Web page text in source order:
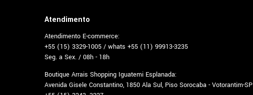
Atendimento
Atendimento E-commerce:
+55 (15) 3329-1005 / whats +55 (11) 99913-3235
Seg. a Sex. / 08h - 18h
Boutique Arrais Shopping Iguatemi Esplanada:
Avenida Gisele Constantino, 1850 Ala Sul, Piso Sorocaba - Votorantim-SP